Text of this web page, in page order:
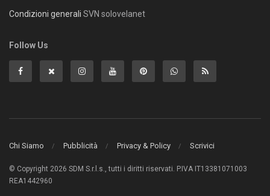
Condizioni generali SVN solovelanet
Follow Us
Chi Siamo Pubblicità Privacy & Policy Scrivici
© Copyright 2026 SDM S.r.l.s., tutti i diritti riservati. P.IVA IT13381071003
REA1442960